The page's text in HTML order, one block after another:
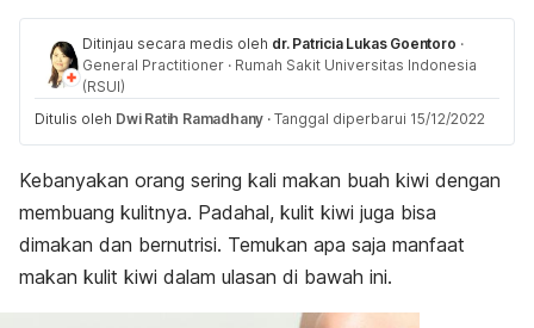
Ditinjau secara medis oleh dr. Patricia Lukas Goentoro ·
General Practitioner · Rumah Sakit Universitas Indonesia
(RSUI)
Ditulis oleh Dwi Ratih Ramadhany · Tanggal diperbarui 15/12/2022
Kebanyakan orang sering kali makan buah kiwi dengan
membuang kulitnya. Padahal, kulit kiwi juga bisa
dimakan dan bernutrisi. Temukan apa saja manfaat
makan kulit kiwi dalam ulasan di bawah ini.